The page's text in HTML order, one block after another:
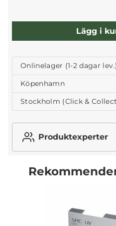
Lägg i
Onlinelager (1-2 dagar lev.)
Köpenhamn
Stockholm (Click &
Produktexperter